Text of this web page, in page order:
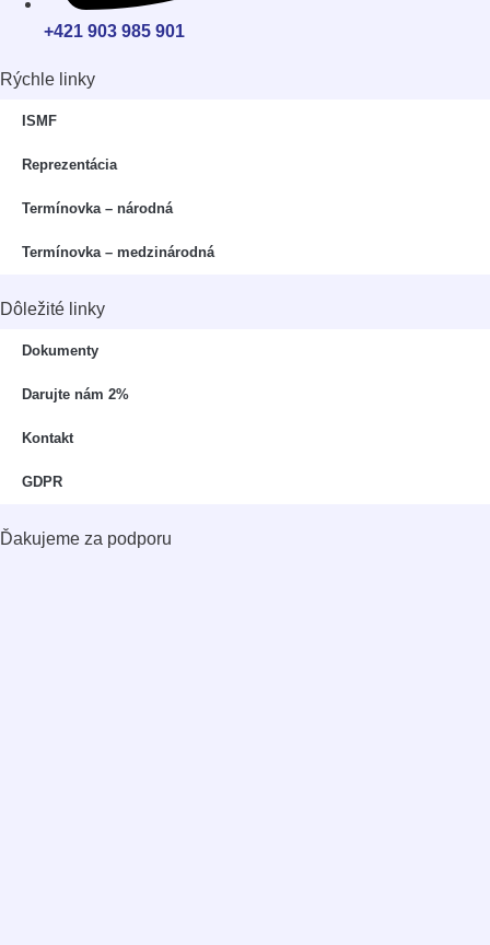
+421 903 985 901
Rýchle linky
⁠ISMF
Reprezentácia
Termínovka – národná
Termínovka – medzinárodná
Dôležité linky
Dokumenty
Darujte nám 2%
Kontakt
GDPR
Ďakujeme za podporu